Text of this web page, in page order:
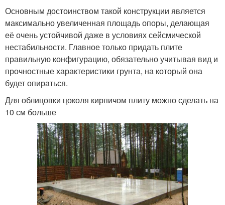
Основным достоинством такой конструкции является
максимально увеличенная площадь опоры, делающая
её очень устойчивой даже в условиях сейсмической
нестабильности. Главное только придать плите
правильную конфигурацию, обязательно учитывая вид и
прочностные характеристики грунта, на который она
будет опираться.
Для облицовки цоколя кирпичом плиту можно сделать на
10 см больше